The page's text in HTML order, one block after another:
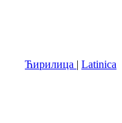
Ћирилица | Latinica